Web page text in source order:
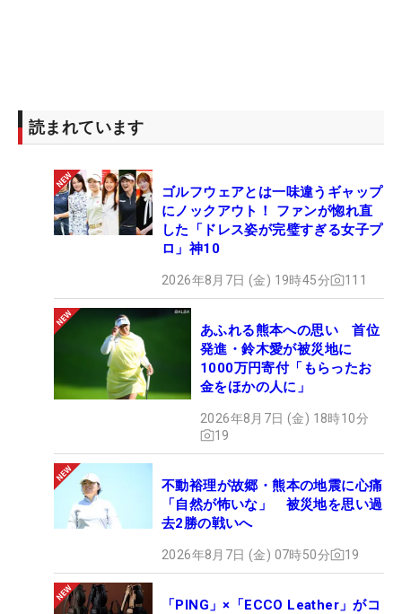
読まれています
ゴルフウェアとは一味違うギャップ
にノックアウト！ ファンが惚れ直
した「ドレス姿が完璧すぎる女子プ
ロ」神10
2026年8月7日 (金) 19時45分 111
あふれる熊本への思い 首位
発進・鈴木愛が被災地に
1000万円寄付「もらったお
金をほかの人に」
2026年8月7日 (金) 18時10分
19
不動裕理が故郷・熊本の地震に心痛
「自然が怖いな」 被災地を思い過
去2勝の戦いへ
2026年8月7日 (金) 07時50分 19
「PING」×「ECCO Leather」がコ